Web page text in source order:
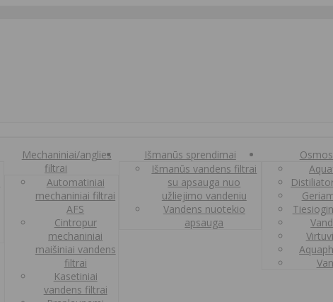
Mechaniniai/anglies
filtrai
Automatiniai
mechaniniai filtrai
AFS
Cintropur
mechaniniai
maišiniai vandens
filtrai
Kasetiniai
vandens filtrai
Išmanūs sprendimai
Išmanūs vandens filtrai
su apsauga nuo
užliejimo vandeniu
Vandens nuotekio
apsauga